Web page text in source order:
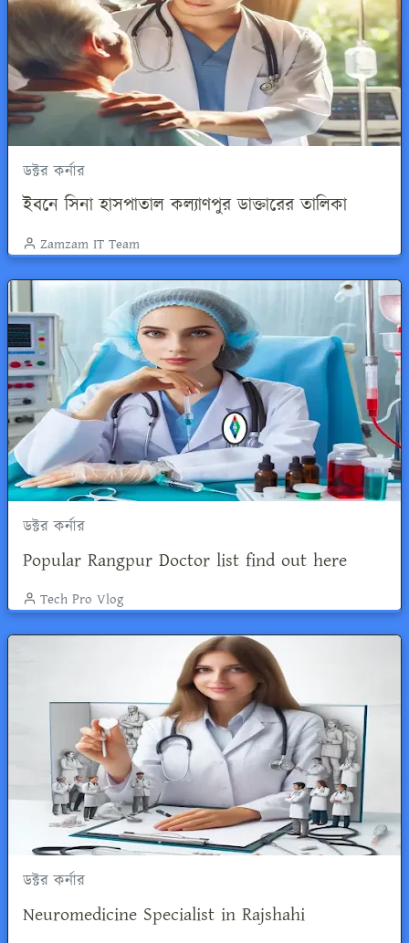
ডক্টর কর্নার
ইবনে সিনা হাসপাতাল কল্যাণপুর ডাক্তারের তালিকা
Zamzam IT Team
ডক্টর কর্নার
Popular Rangpur Doctor list find out here
Tech Pro Vlog
ডক্টর কর্নার
Neuromedicine Specialist in Rajshahi